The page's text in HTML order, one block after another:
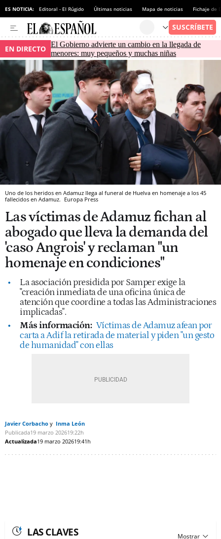
ES NOTICIA: Editoral - El Rúgido Últimas noticias Mapa de noticias Fichaje de
EN DIRECTO El Gobierno advierte un cambio en la llegada de
menores: muy pequeños y muchas niñas
Uno de los heridos en Adamuz llega al funeral de Huelva en homenaje a los 45
fallecidos en Adamuz. Europa Press
Las víctimas de Adamuz fichan al
abogado que lleva la demanda del
'caso Angrois' y reclaman "un
homenaje en condiciones"
La asociación presidida por Samper exige la
"creación inmediata de una oficina única de
atención que coordine a todas las Administraciones
implicadas".
Más información: Víctimas de Adamuz afean por
carta a Adif la retirada de material y piden "un gesto
de humanidad" con ellas
Javier Corbacho
Inma León
Publicada19 marzo 202619:22h
Actualizada19 marzo 202619:41h
LAS CLAVES